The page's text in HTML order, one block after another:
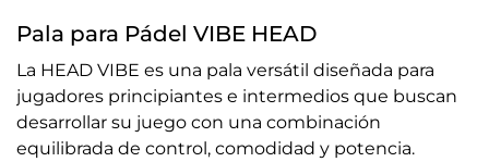
Pala para Pádel VIBE HEAD
La HEAD VIBE es una pala versátil diseñada para
jugadores principiantes e intermedios que buscan
desarrollar su juego con una combinación
equilibrada de control, comodidad y potencia.